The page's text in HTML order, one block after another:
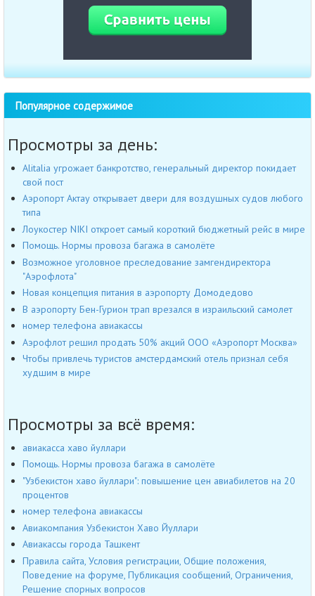
Популярное содержимое
Просмотры за день:
Alitalia угрожает банкротство, генеральный директор покидает
свой пост
Аэропорт Актау открывает двери для воздушных судов любого
типа
Лоукостер NIKI откроет самый короткий бюджетный рейс в мире
Помощь. Нормы провоза багажа в самолёте
Возможное уголовное преследование замгендиректора
"Аэрофлота"
Новая концепция питания в аэропорту Домодедово
В аэропорту Бен-Гурион трап врезался в израильский самолет
номер телефона авиакассы
Аэрофлот решил продать 50% акций ООО «Аэропорт Москва»
Чтобы привлечь туристов амстердамский отель признал себя
худшим в мире
Просмотры за всё время:
авиакасса хаво йуллари
Помощь. Нормы провоза багажа в самолёте
"Узбекистон хаво йуллари": повышение цен авиабилетов на 20
процентов
номер телефона авиакассы
Авиакомпания Узбекистон Хаво Йуллари
Авиакассы города Ташкент
Правила сайта, Условия регистрации, Общие положения,
Поведение на форуме, Публикация сообщений, Ограничения,
Решение спорных вопросов